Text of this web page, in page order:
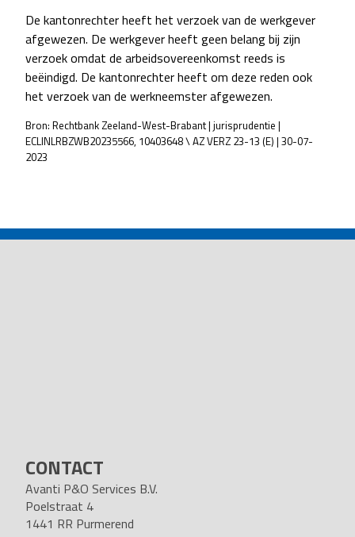
De kantonrechter heeft het verzoek van de werkgever
afgewezen. De werkgever heeft geen belang bij zijn
verzoek omdat de arbeidsovereenkomst reeds is
beëindigd. De kantonrechter heeft om deze reden ook
het verzoek van de werkneemster afgewezen.
Bron: Rechtbank Zeeland-West-Brabant | jurisprudentie |
ECLINLRBZWB20235566, 10403648 \ AZ VERZ 23-13 (E) | 30-07-
2023
NAVIGATION
CONTACT
Avanti P&O Services B.V.
Poelstraat 4
1441 RR Purmerend